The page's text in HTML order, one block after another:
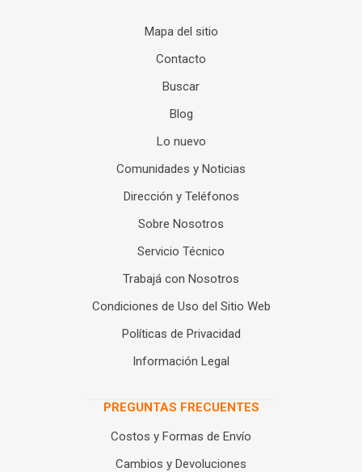
Mapa del sitio
Contacto
Buscar
Blog
Lo nuevo
Comunidades y Noticias
Dirección y Teléfonos
Sobre Nosotros
Servicio Técnico
Trabajá con Nosotros
Condiciones de Uso del Sitio Web
Políticas de Privacidad
Información Legal
PREGUNTAS FRECUENTES
Costos y Formas de Envío
Cambios y Devoluciones